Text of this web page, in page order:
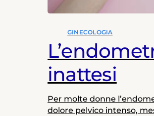
GINECOLOGIA
inattesi
Per molte donne
dolore pelvico intenso,